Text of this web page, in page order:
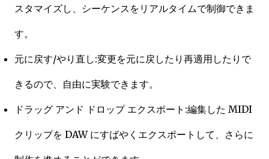
スタマイズし、シーケンスをリアルタイムで制御できま
す。
元に戻す/やり直し:変更を元に戻したり再適用したりで
きるので、自由に実験できます。
ドラッグ アンド ドロップ エクスポート:編集した MIDI
クリップを DAW にすばやくエクスポートして、さらに